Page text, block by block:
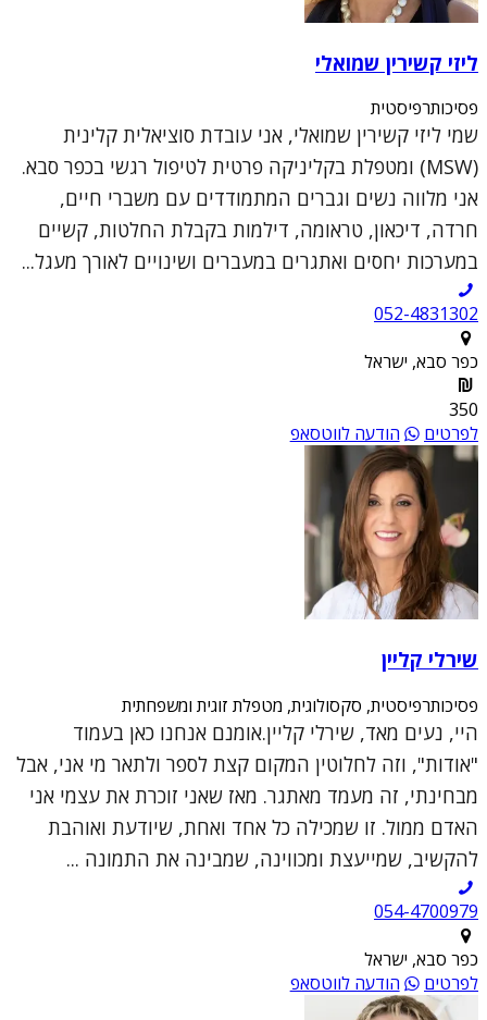
ליזי קשירין שמואלי
פסיכותרפיסטית
שמי ליזי קשירין שמואלי, אני עובדת סוציאלית קלינית
(MSW) ומטפלת בקליניקה פרטית לטיפול רגשי בכפר סבא.
אני מלווה נשים וגברים המתמודדים עם משברי חיים,
חרדה, דיכאון, טראומה, דילמות בקבלת החלטות, קשיים
במערכות יחסים ואתגרים במעברים ושינויים לאורך מעגל...
052-4831302
כפר סבא, ישראל
350
לפרטים
הודעה לווטסאפ
שירלי קליין
פסיכותרפיסטית, סקסולוגית, מטפלת זוגית ומשפחתית
היי, נעים מאד, שירלי קליין.אומנם אנחנו כאן בעמוד
"אודות", וזה לחלוטין המקום קצת לספר ולתאר מי אני, אבל
מבחינתי, זה מעמד מאתגר. מאז שאני זוכרת את עצמי אני
האדם ממול. זו שמכילה כל אחד ואחת, שיודעת ואוהבת
להקשיב, שמייעצת ומכווינה, שמבינה את התמונה ...
054-4700979
כפר סבא, ישראל
לפרטים
הודעה לווטסאפ